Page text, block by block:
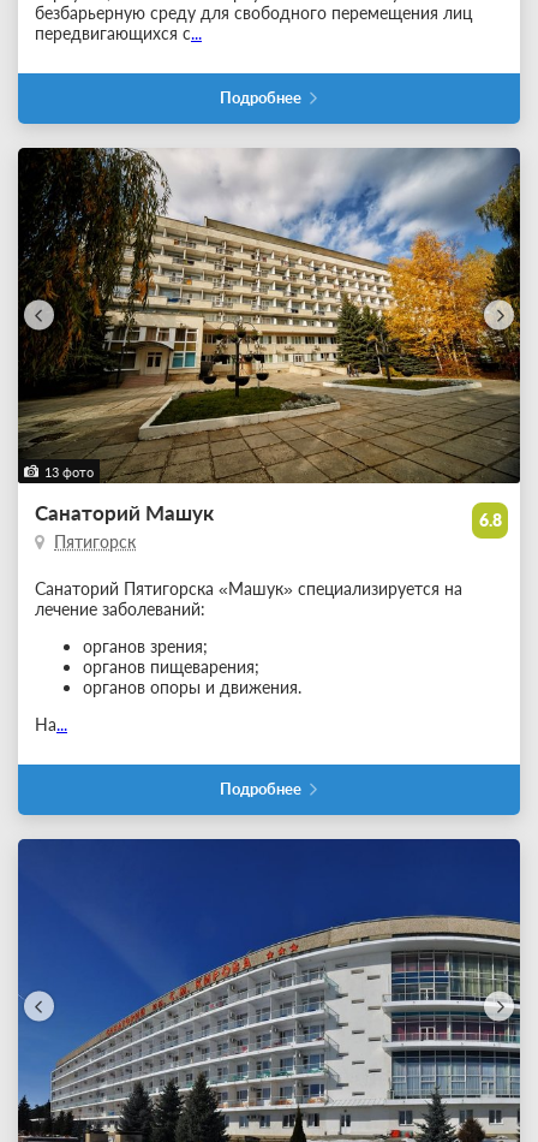
безбарьерную среду для свободного перемещения лиц
передвигающихся с...
Подробнее
13 фото
6.8
Санаторий Машук
Пятигорск
Санаторий Пятигорска «Машук» специализируется на
лечение заболеваний:
органов зрения;
органов пищеварения;
органов опоры и движения.
На...
Подробнее